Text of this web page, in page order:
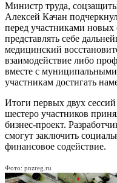
Министр труда,
Алексей Качан
перед участниками
представлять себе
медицинский
взаимодействие либо
вместе с
участникам достигать
Итоги первых двух
шестеро участников
бизнес-проект.
смогут заключить
финансовое содействие.
Фото: pnzreg.ru